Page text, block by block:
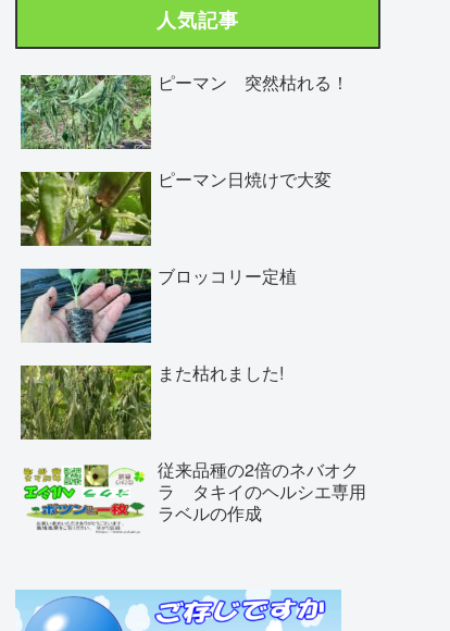
人気記事
ピーマン 突然枯れる！
ピーマン日焼けで大変
ブロッコリー定植
また枯れました!
従来品種の2倍のネバオク
ラ タキイのヘルシエ専用
ラベルの作成